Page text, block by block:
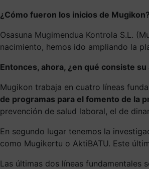
¿Cómo fueron los inicios de Mugikon?
Osasuna Mugimendua Kontrola S.L.
nacimiento, hemos ido ampliando la
Entonces, ahora, ¿en qué consiste su
Mugikon trabaja en cuatro líneas
de programas para el fomento de la
prevención de salud laboral, el de
En segundo lugar tenemos la
como Mugikertu o AktiBATU. Este
Las últimas dos líneas fundamentales